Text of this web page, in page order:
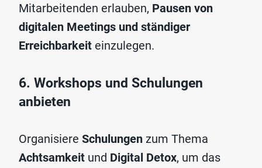
Mitarbeitenden erlauben, Pausen von
digitalen Meetings und ständiger
Erreichbarkeit einzulegen.
6. Workshops und Schulungen
anbieten
Organisiere Schulungen zum Thema
Achtsamkeit und Digital Detox, um das